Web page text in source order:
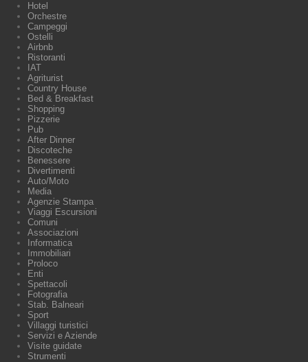
Hotel
Orchestre
Campeggi
Ostelli
Airbnb
Ristoranti
IAT
Agriturist
Country House
Bed & Breakfast
Shopping
Pizzerie
Pub
After Dinner
Discoteche
Benessere
Divertimenti
Auto/Moto
Media
Agenzie Stampa
Viaggi Escursioni
Comuni
Associazioni
Informatica
Immobiliari
Proloco
Enti
Spettacoli
Fotografia
Stab. Balneari
Sport
Villaggi turistici
Servizi e Aziende
Visite guidate
Strumenti